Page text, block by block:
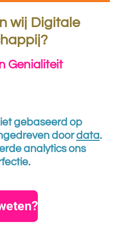
wij Digitale
Genialiteit
gebaseerd op
doordata.
analytics ons